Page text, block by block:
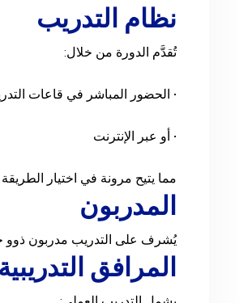
نظام التدريب
تُقدَّم الدورة من خلال:
• الحضور المباشر في قاعات
• أو عبر الإنترنت
مما يتيح مرونة في اختيار
المدربون
يُشرف على التدريب مدربون ذوو
المرافق التدريبية